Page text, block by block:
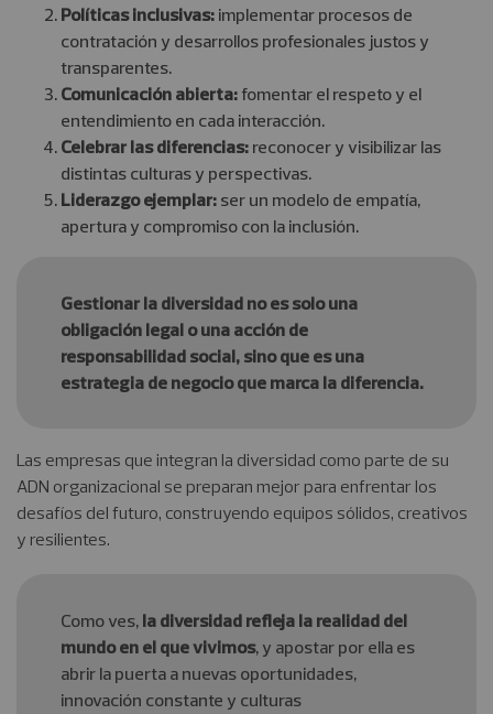
Políticas inclusivas: implementar procesos de
contratación y desarrollos profesionales justos y
transparentes.
Comunicación abierta: fomentar el respeto y el
entendimiento en cada interacción.
Celebrar las diferencias: reconocer y visibilizar las
distintas culturas y perspectivas.
Liderazgo ejemplar: ser un modelo de empatía,
apertura y compromiso con la inclusión.
Gestionar la diversidad no es solo una
obligación legal o una acción de
responsabilidad social, sino que es una
estrategia de negocio que marca la diferencia.
Las empresas que integran la diversidad como parte de su
ADN organizacional se preparan mejor para enfrentar los
desafíos del futuro, construyendo equipos sólidos, creativos
y resilientes.
Como ves, la diversidad refleja la realidad del
mundo en el que vivimos, y apostar por ella es
abrir la puerta a nuevas oportunidades,
innovación constante y culturas